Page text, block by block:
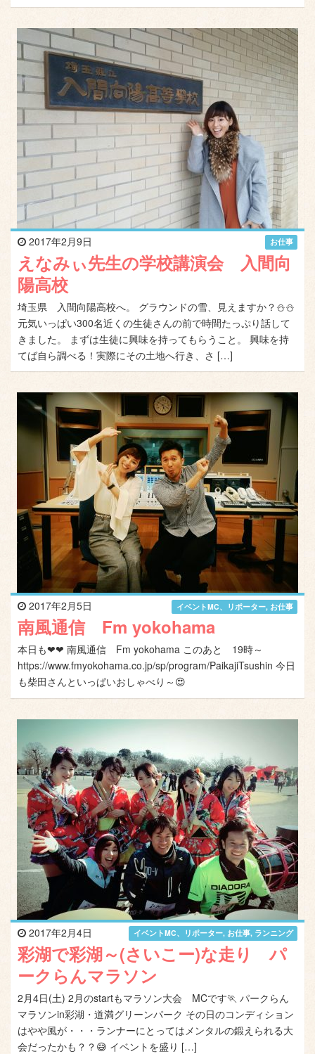
2017年2月9日 お仕事
えなみぃ先生の学校講演会 入間向
陽高校
埼玉県 入間向陽高校へ。 グラウンドの雪、見えますか？⛄️⛄️
元気いっぱい300名近くの生徒さんの前で時間たっぷり話して
きました。 まずは生徒に興味を持ってもらうこと。 興味を持
てば自ら調べる！実際にその土地へ行き、さ […]
2017年2月5日 イベントMC、リポーター, お仕事
南風通信 Fm yokohama
本日も❤❤ 南風通信 Fm yokohama このあと 19時～
https://www.fmyokohama.co.jp/sp/program/PaikajiTsushin 今日
も柴田さんといっぱいおしゃべり～😍
2017年2月4日 イベントMC、リポーター, お仕事, ランニング
彩湖で彩湖～(さいこー)な走り パ
ークらんマラソン
2月4日(土) 2月のstartもマラソン大会 MCです🏃 パークらん
マラソンin彩湖・道満グリーンパーク その日のコンディション
はやや風が・・・ランナーにとってはメンタルの鍛えられる大
会だったかも？？😅 イベントを盛り […]